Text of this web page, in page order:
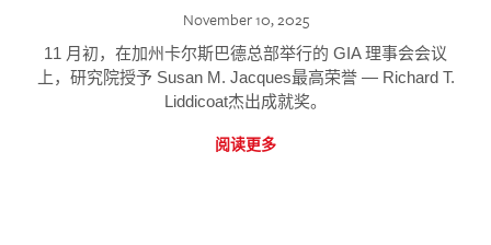
November 10, 2025
11 月初，在加州卡尔斯巴德总部举行的 GIA 理事会会议
上，研究院授予 Susan M. Jacques最高荣誉 — Richard T.
Liddicoat杰出成就奖。
阅读更多